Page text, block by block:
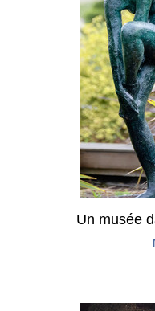
Un musée